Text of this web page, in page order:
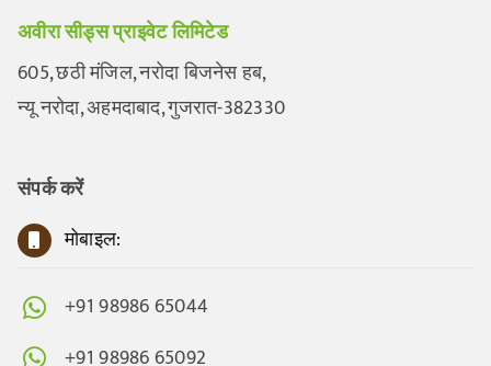
अवीरा सीड्स प्राइवेट लिमिटेड
605, छठी मंजिल, नरोदा बिजनेस हब,
न्यू नरोदा, अहमदाबाद, गुजरात-382330
संपर्क करें
मोबाइल:
+91 98986 65044
+91 98986 65092